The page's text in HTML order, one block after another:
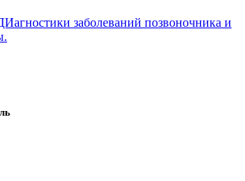
заболеваний позвоночника и